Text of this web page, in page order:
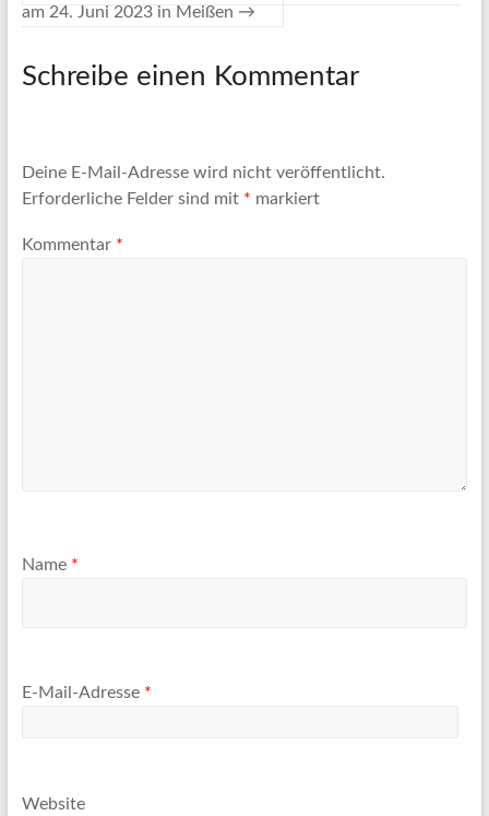
am 24. Juni 2023 in Meißen →
Schreibe einen Kommentar
Deine E-Mail-Adresse wird nicht veröffentlicht.
Erforderliche Felder sind mit * markiert
Kommentar *
Name *
E-Mail-Adresse *
Website